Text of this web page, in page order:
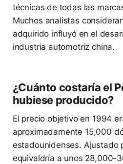
técnicas de todas las
Muchos analistas
adquirido influyó en el
industria automotriz china.
¿Cuánto costaría el
hubiese producido?
El precio objetivo en 1994
aproximadamente 15,000
estadounidenses. Ajustado
equivaldría a unos 28,000-